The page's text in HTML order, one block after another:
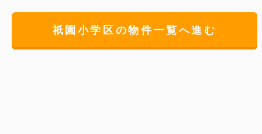
祇園小学区の物件一覧へ進む